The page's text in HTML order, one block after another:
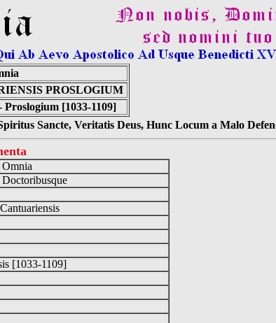
PROSLOGIUM
[1033-1109]
Sancte, Veritatis Deus, Hunc Locum a Malo
[1033-1109]